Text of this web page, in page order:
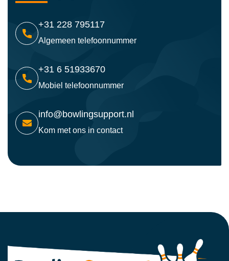
+31 228 795117
Algemeen telefoonnummer
+31 6 51933670
Mobiel telefoonnummer
info@bowlingsupport.nl
Kom met ons in contact